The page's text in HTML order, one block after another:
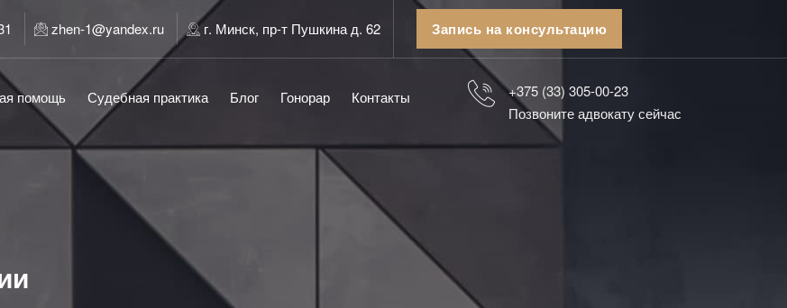
zhen-1@yandex.ru г. Минск, пр-т Пушкина д. 62 Запись на консультацию
помощь Судебная практика Блог Гонорар Контакты
+375 (33) 305-00-23
Позвоните адвокату сейчас